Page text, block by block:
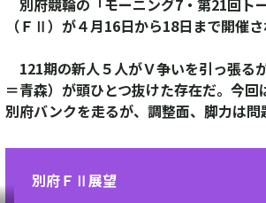
（ＦⅡ）が４月16日から18日まで開催さ
121期の新人５人がＶ争いを引っ張る
＝青森）が頭ひとつ抜けた存在だ。今
別府バンクを走るが、調整面、脚力は問
別府ＦⅡ展望